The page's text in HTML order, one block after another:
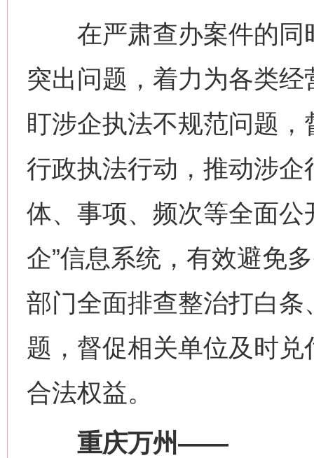
在严肃查办案件的同
突出问题，着力为各类
盯涉企执法不规范问题
行政执法行动，推动涉
体、事项、频次等全面公
企”信息系统，有效避免
部门全面排查整治打白
题，督促相关单位及时
合法权益。
重庆万州——